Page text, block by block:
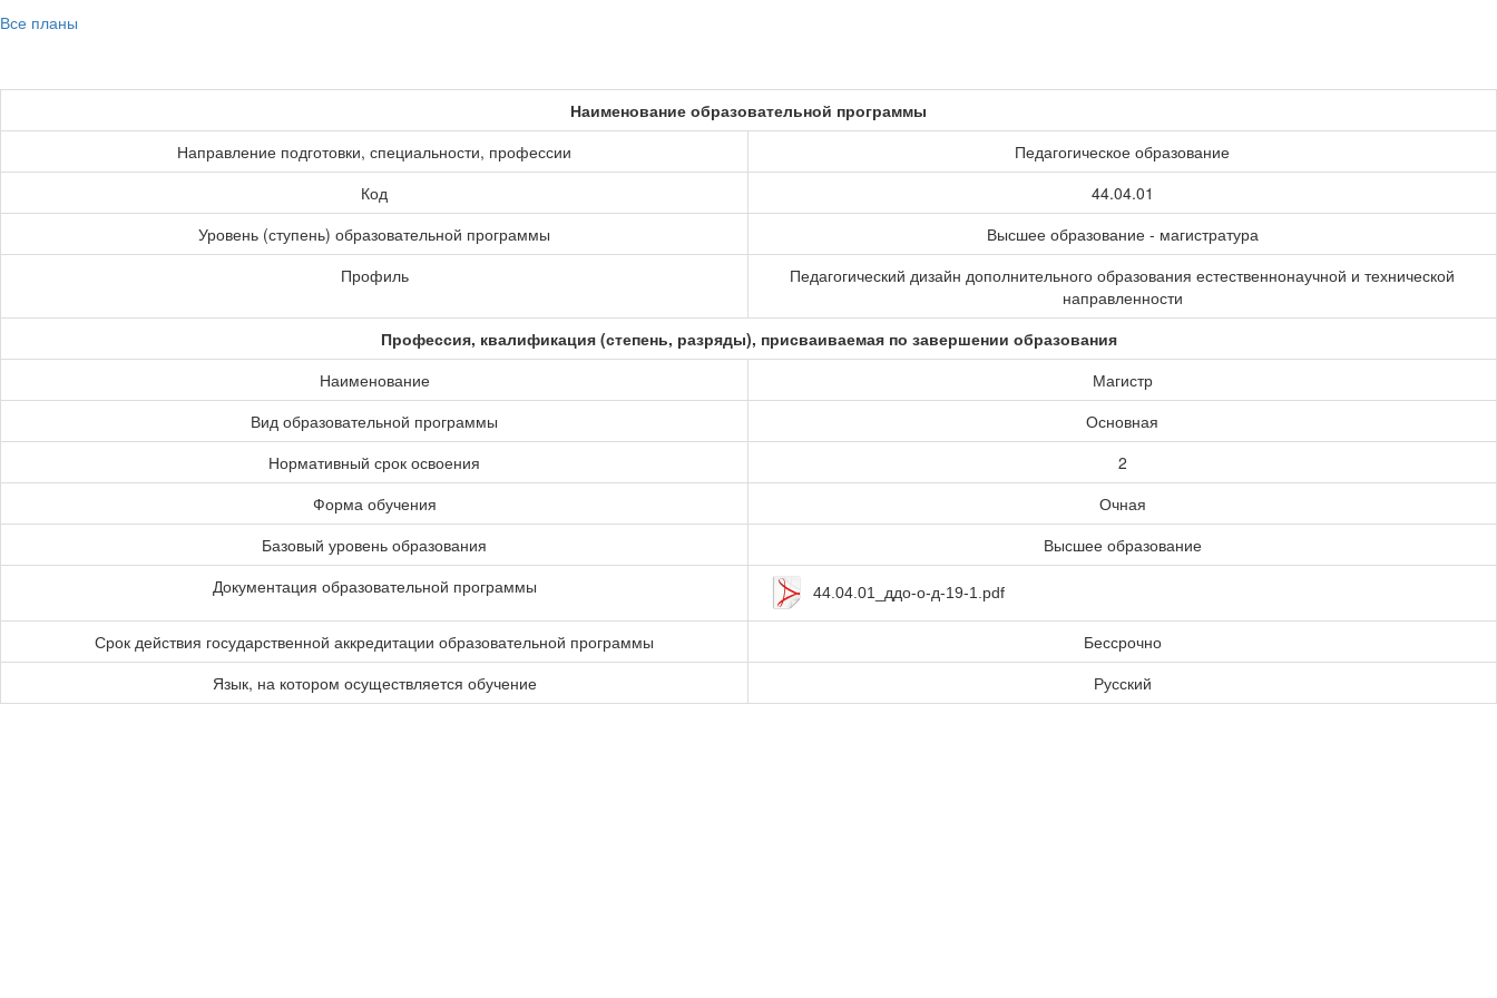
Все планы
Наименование образовательной программы
Направление подготовки, специальности, профессии
Педагогическое образование
Код
44.04.01
Уровень (ступень) образовательной программы
Высшее образование - магистратура
Профиль
Педагогический дизайн дополнительного образования естественнонаучной и технической
направленности
Профессия, квалификация (степень, разряды), присваиваемая по завершении образования
Наименование
Магистр
Вид образовательной программы
Основная
Нормативный срок освоения
2
Форма обучения
Очная
Базовый уровень образования
Высшее образование
Документация образовательной программы
44.04.01_ддо-о-д-19-1.pdf
Срок действия государственной аккредитации образовательной программы
Бессрочно
Язык, на котором осуществляется обучение
Русский